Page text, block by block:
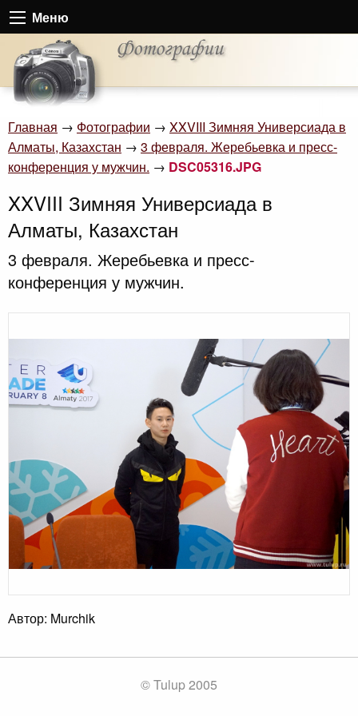
Меню
Главная → Фотографии → XXVIII Зимняя Универсиада в
Алматы, Казахстан → 3 февраля. Жеребьевка и пресс-
конференция у мужчин. → DSC05316.JPG
XXVIII Зимняя Универсиада в
Алматы, Казахстан
3 февраля. Жеребьевка и пресс-
конференция у мужчин.
Автор: Murchik
© Tulup 2005